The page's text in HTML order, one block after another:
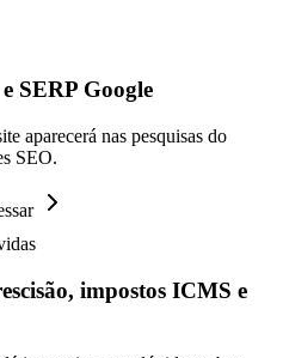
SERP Google
aparecerá nas pesquisas do
SEO.
impostos ICMS e